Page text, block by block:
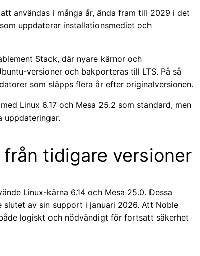
användas i många år, ända fram till 2029 i det
uppdaterar installationsmediet och
Stack, där nyare kärnor och
versioner och bakporteras till LTS. På så
som släpps flera år efter originalversionen.
Linux 6.17 och Mesa 25.2 som standard, men
uppdateringar.
tidigare versioner
Linux-kärna 6.14 och Mesa 25.0. Dessa
av sin support i januari 2026. Att Noble
logiskt och nödvändigt för fortsatt säkerhet